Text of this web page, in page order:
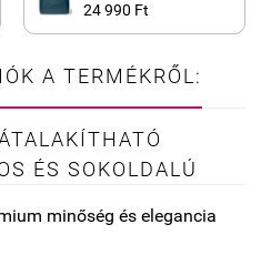
24 990 Ft
A TERMÉKRŐL:
ÉS SOKOLDALÚ
minőség és elegancia